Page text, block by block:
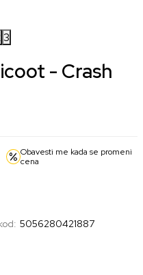
3
- Crash
Obavesti me kada se promeni
cena
5056280421887